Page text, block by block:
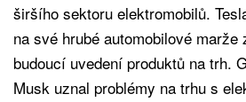
širšího sektoru elektromobilů.
na své hrubé automobilové
budoucí uvedení produktů na trh.
Musk uznal problémy na trhu s